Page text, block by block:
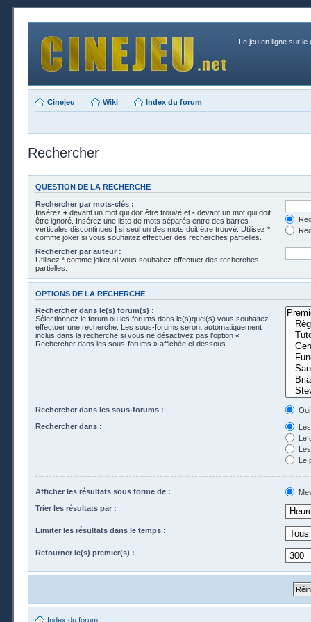
Le jeu en ligne sur le
Cinejeu Wiki Index du forum
Rechercher
QUESTION DE LA RECHERCHE
Rechercher par mots-clés :
Insérez + devant un mot qui doit être trouvé et - devant un mot qui doit
être ignoré. Insérez une liste de mots séparés entre des barres
verticales discontinues | si seul un des mots doit être trouvé. Utilisez *
comme joker si vous souhaitez effectuer des recherches partielles.
Rechercher par auteur :
Utilisez * comme joker si vous souhaitez effectuer des recherches
partielles.
OPTIONS DE LA RECHERCHE
Rechercher dans le(s) forum(s) :
Sélectionnez le forum ou les forums dans le(s)quel(s) vous souhaitez
effectuer une recherche. Les sous-forums seront automatiquement
inclus dans la recherche si vous ne désactivez pas l’option «
Rechercher dans les sous-forums » affichée ci-dessous.
Rechercher dans les sous-forums :
Oui
Rechercher dans :
Le
Le
Afficher les résultats sous forme de :
Trier les résultats par :
Limiter les résultats dans le temps :
Retourner le(s) premier(s) :
Index du forum